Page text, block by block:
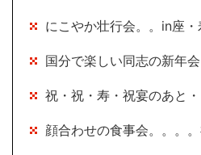
にこやか壮行会。。in座・
国分で楽しい同志の新年会
祝・祝・寿・祝宴のあと
顔合わせの食事会。。。